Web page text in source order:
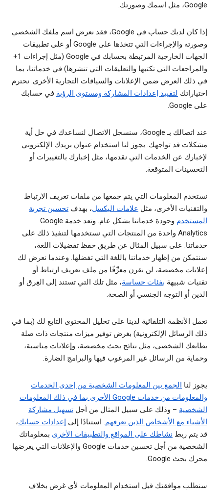
Google، مثل اسمك وصورتك.
إذا كان لديك حساب في Google، فقد نعرض اسم ملفك الشخصي
وصورته والإجراءات التي تتخذها على Google أو على تطبيقات
الجهات الخارجية المرتبطة بحسابك في Google (مثل إجراءات 1+
والمراجعات التي تكتبها والتعليقات التي تنشرها) في خدماتنا، بما
في ذلك العرض ضمن الإعلانات والسياقات التجارية الأخرى. نحترم
اختياراتك لتقييد إعدادات المشاركة ومستوى الرؤية في حسابك
على Google.
عند اتصالك بـ Google، سنسجل الاتصال لنساعدك في حل أية
مشكلات قد تواجهك. يجوز لنا استخدام عنوان بريدك الإلكتروني
لإخبارك عن الخدمات التي نقدمها، مثل إخبارك بالتغييرات أو
التحسينات المتوقعة.
نستخدم المعلومات التي يتم جمعها من ملفات تعريف الارتباط
والتقنيات الأخرى، مثل علامات البكسل، بهدف تحسين تجربة
المستخدم
وجودة خدماتنا بشكل عام. وتعد خدمة Google
Analytics واحدة من المنتجات التي نستخدمها لتنفيذ ذلك على
خدماتنا. على سبيل المثال عن طريق حفظ تفضيلات اللغة،
سنتمكن من إظهار خدماتنا باللغة التي تفضلها. وعندما نعرض لك
إعلانات مخصصة، لن نقرن معرِّفًا من ملف تعريف ارتباط أو
تقنيات شبيهة بفئات حساسة، مثل تلك التي تستند إلى العِرق أو
الدين أو التوجه الجنسي أو الصحة.
تعمل الأنظمة التلقائية لدينا على تحليل المحتوى التابع لك (بما في
ذلك الرسائل الإلكترونية) بغرض توفير ميزات منتجات ذات صلة
بطابعك الشخصي، مثل نتائج بحث مخصصة، وإعلانات مناسبة،
وحماية من الرسائل غير المرغوب فيها والبرامج الضارة.
يجوز لنا الجمع بين المعلومات الشخصية من إحدى الخدمات
والمعلومات من خدمات Google الأخرى بما في ذلك المعلومات
الشخصية – وذلك على سبيل المثال من أجل تسهيل مشاركة
الأشياء مع الأشخاص الذين تعرفهم. استنادًا إلى إعدادات حسابك،
قد يتم ربط نشاطك على المواقع والتطبيقات الأخرى بمعلوماتك
الشخصية من أجل تحسين خدمات Google والإعلانات التي يعرضها
محرك بحث Google.
سنطلب موافقتك قبل استخدام المعلومات لأي غرض بخلاف